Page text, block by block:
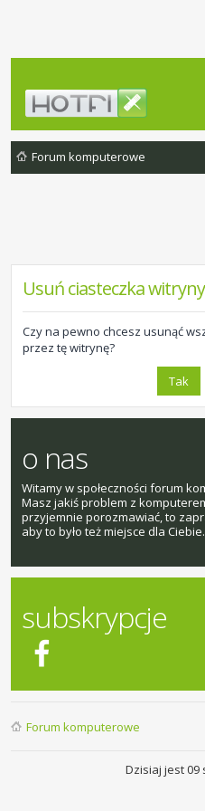
Forum komputerowe
Usuń ciasteczka witryny
Czy na pewno chcesz usunąć
przez tę witrynę?
o nas
Witamy w społeczności forum
Masz jakiś problem z
przyjemnie porozmawiać, to
aby to było też miejsce dla Ciebie.
subskrypcje
Forum komputerowe
Dzisiaj jest 09